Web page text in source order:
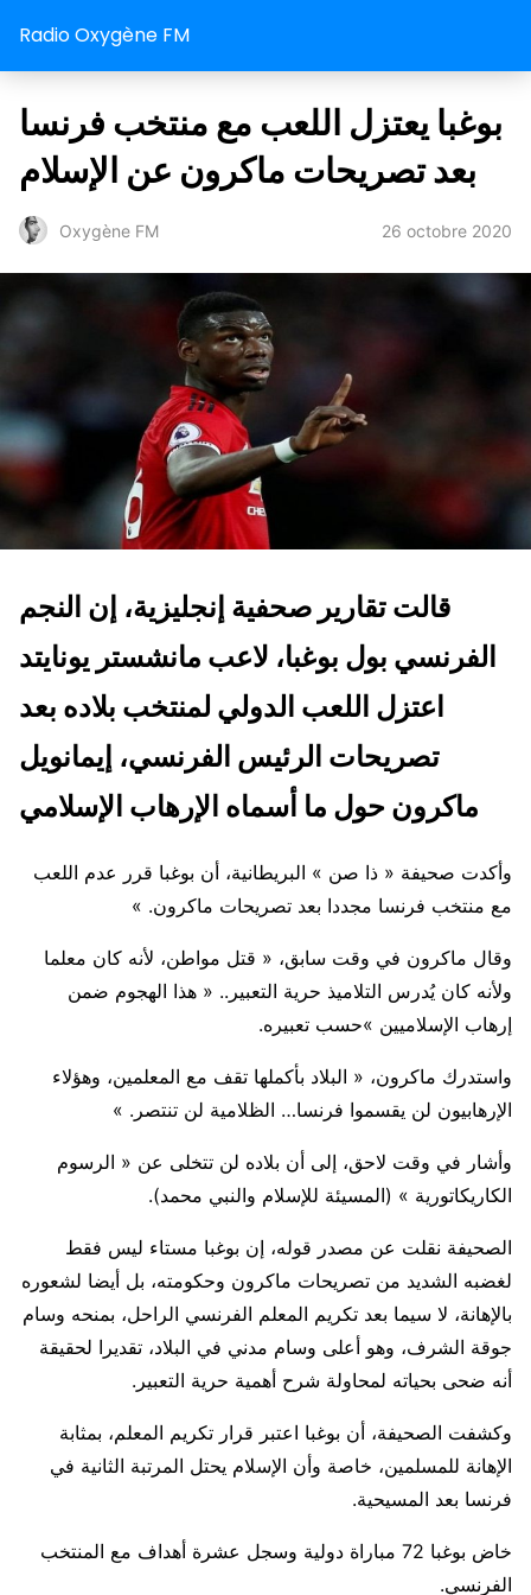
Radio Oxygène FM
بوغبا يعتزل اللعب مع منتخب فرنسا
بعد تصريحات ماكرون عن الإسلام
Oxygène FM 26 octobre 2020
قالت تقارير صحفية إنجليزية، إن النجم
الفرنسي بول بوغبا، لاعب مانشستر يونايتد
اعتزل اللعب الدولي لمنتخب بلاده بعد
تصريحات الرئيس الفرنسي، إيمانويل
ماكرون حول ما أسماه الإرهاب الإسلامي
وأكدت صحيفة « ذا صن » البريطانية، أن بوغبا قرر عدم اللعب
مع منتخب فرنسا مجددا بعد تصريحات ماكرون« .
وقال ماكرون في وقت سابق، « قتل مواطن، لأنه كان معلما
ولأنه كان يُدرس التلاميذ حرية التعبير.. « هذا الهجوم ضمن
إرهاب الإسلاميين »حسب تعبيره.
واستدرك ماكرون، « البلاد بأكملها تقف مع المعلمين، وهؤلاء
الإرهابيون لن يقسموا فرنسا… الظلامية لن تنتصر « .
وأشار في وقت لاحق، إلى أن بلاده لن تتخلى عن « الرسوم
الكاريكاتورية » (المسيئة للإسلام والنبي محمد).
الصحيفة نقلت عن مصدر قوله، إن بوغبا مستاء ليس فقط
لغضبه الشديد من تصريحات ماكرون وحكومته، بل أيضا لشعوره
بالإهانة، لا سيما بعد تكريم المعلم الفرنسي الراحل، بمنحه وسام
جوقة الشرف، وهو أعلى وسام مدني في البلاد، تقديرا لحقيقة
أنه ضحى بحياته لمحاولة شرح أهمية حرية التعبير .
وكشفت الصحيفة، أن بوغبا اعتبر قرار تكريم المعلم، بمثابة
الإهانة للمسلمين، خاصة وأن الإسلام يحتل المرتبة الثانية في
فرنسا بعد المسيحية.
خاض بوغبا 72 مباراة دولية وسجل عشرة أهداف مع المنتخب
الفرنسي.